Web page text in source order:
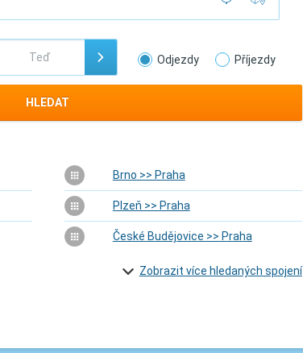
Odjezdy Příjezdy
HLEDAT
Brno >> Praha
Plzeň >> Praha
České Budějovice >> Praha
Zobrazit více hledaných spojení